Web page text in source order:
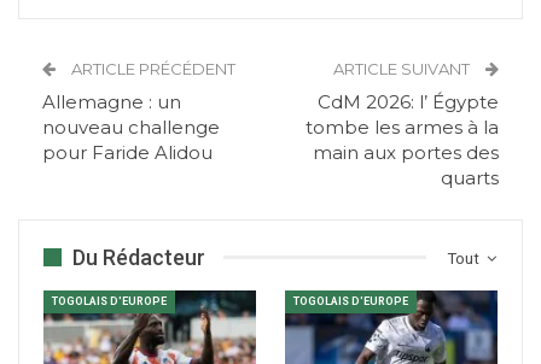
ARTICLE PRÉCÉDENT
Allemagne : un
nouveau challenge
pour Faride Alidou
ARTICLE SUIVANT
CdM 2026: l’ Égypte
tombe les armes à la
main aux portes des
quarts
Tout
Du Rédacteur
TOGOLAIS D'EUROPE TOGOLAIS D'EUROPE